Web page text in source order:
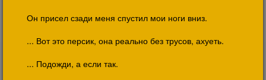
Он присел сзади меня спустил мои ноги вниз.
... Вот это персик, она реально без трусов, ахуеть.
... Подожди, а если так.